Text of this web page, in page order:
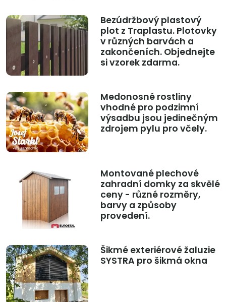
Bezúdržbový plastový
plot z Traplastu. Plotovky
v různých barvách a
zakončeních. Objednejte
si vzorek zdarma.
Medonosné rostliny
vhodné pro podzimní
výsadbu jsou jedinečným
zdrojem pylu pro včely.
Montované plechové
zahradní domky za skvělé
ceny - různé rozměry,
barvy a způsoby
provedení.
Šikmé exteriérové žaluzie
SYSTRA pro šikmá okna